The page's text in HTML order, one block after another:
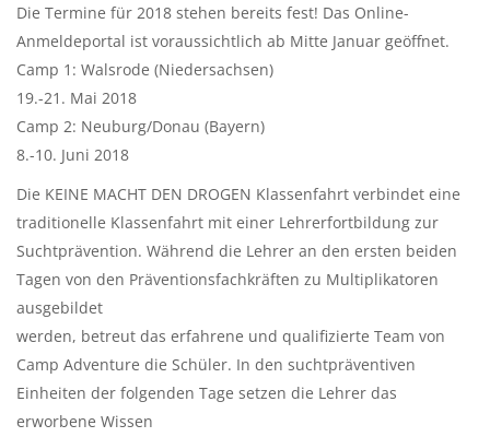
Die Termine für 2018 stehen bereits fest! Das Online-
Anmeldeportal ist voraussichtlich ab Mitte Januar geöffnet.
Camp 1: Walsrode (Niedersachsen)
19.-21. Mai 2018
Camp 2: Neuburg/Donau (Bayern)
8.-10. Juni 2018
Die KEINE MACHT DEN DROGEN Klassenfahrt verbindet eine
traditionelle Klassenfahrt mit einer Lehrerfortbildung zur
Suchtprävention. Während die Lehrer an den ersten beiden
Tagen von den Präventionsfachkräften zu Multiplikatoren
ausgebildet
werden, betreut das erfahrene und qualifizierte Team von
Camp Adventure die Schüler. In den suchtpräventiven
Einheiten der folgenden Tage setzen die Lehrer das
erworbene Wissen